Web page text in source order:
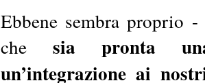
Ebbene sembra proprio
che sia pronta
un’integrazione ai